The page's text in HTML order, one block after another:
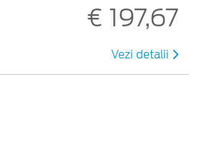
€ 197,67
Vezi detalii